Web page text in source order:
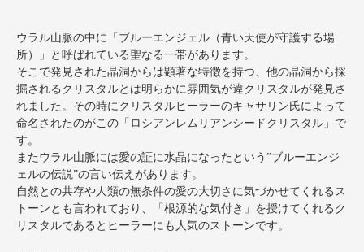
ウラル山脈の中に「ブルーエンジェル（青い天使が守護する場
所）」と呼ばれている聖なる一帯があります。
そこで発見された晶洞からは顕著な特徴を持つ、他の晶洞から採
掘されるクリスタルとは明らかに雰囲気が違クリスタルが発見さ
れました。その時にクリスタルヒーラーのキャサリン氏によって
命名されたのがこの「ロシアンレムリアンシードクリスタル」で
す。
またウラル山脈には愛の証に水晶になったという”ブルーエンジ
ェルの伝説”の言い伝えがあります。
自然との共存や人類の無条件の愛の大切さに気づかせてくれるス
トーンとも言われており、「根源的な気付き」を授けてくれるク
リスタルであるとヒーラーにも人気のストーンです。